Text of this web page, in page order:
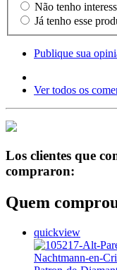
Não tenho
Já tenho esse
Publique sua
Ver todos os
Los clientes que
compraron:
Quem
quickview